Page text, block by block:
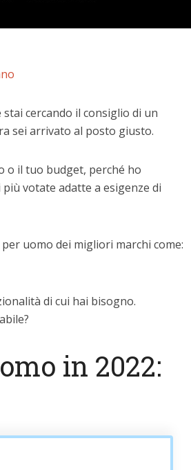
cercando il consiglio di un
sei arrivato al posto giusto.
o il tuo budget, perché ho
votate adatte a esigenze di
uomo dei migliori marchi come:
di cui hai bisogno.
in 2022: